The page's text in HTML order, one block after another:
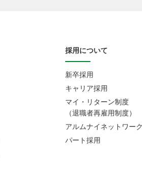
採用について
新卒採用
キャリア採用
マイ・リターン制度
（退職者再雇用制度）
アルムナイネットワーク
パート採用